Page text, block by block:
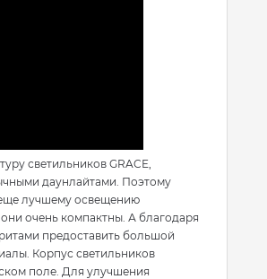
светильников GRACE,
даунлайтами. Поэтому
лучшему освещению
очень компактны. А благодаря
предоставить большой
Корпус светильников
поле. Для улучшения